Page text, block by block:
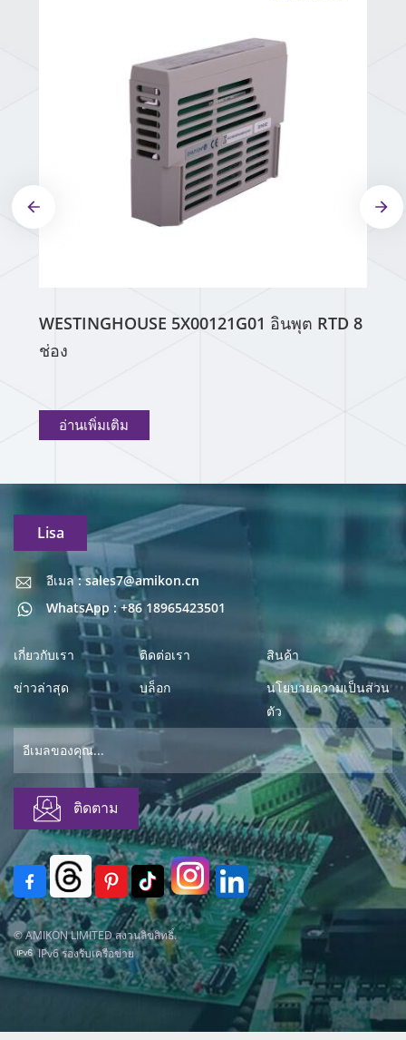
WESTINGHOUSE 5X00121G01 อินพุต RTD 8
ช่อง
อ่านเพิ่มเติม
Lisa
อีเมล : sales7@amikon.cn
WhatsApp : +86 18965423501
อีเมล : sales7@amikon.cn
เกี่ยวกับเรา ติดต่อเรา
สินค้า
ข่าวล่าสุด
บล็อก
นโยบายความเป็นส่วน
ตัว
© AMIKON LIMITED สงวนลิขสิทธิ์.
IPv6 รองรับเครือข่าย